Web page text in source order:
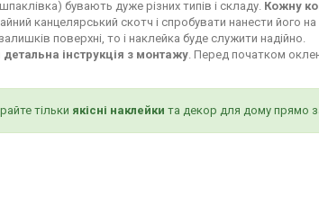
бувають дуже різних типів і складу. Кожну
канцелярський скотч і спробувати нанести його
поверхні, то і наклейка буде служити надійно.
детальна інструкція з монтажу . Перед початком
тільки якісні наклейки та декор для дому прямо